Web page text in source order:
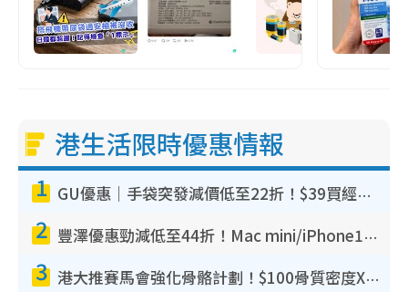
港生活限時優惠情報
1 GU優惠｜手袋突發減價低至22折！$39買經典波士頓包/餃子袋！飾物同步減價$29起！
2 豐澤優惠勁減低至44折！Mac mini/iPhone17Pro大減價！廚房家電$220起
3 港大推賽馬會強化骨骼計劃！$100骨質密度X光檢查 完成免費運動訓練送超市禮券！附參加資格